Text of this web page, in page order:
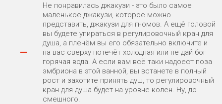
–
Не понравилась джакузи - это было самое
маленькое джакузи, которое можно
представить, джакузи для гномов. А ещё головой
вы будете упираться в регулировочный кран для
душа, а плечём вы его обязательно включите и
на вас сверху потечёт холодная или не дай бог
горячая вода. А если вам всё таки надоест поза
эмбриона в этой ванной, вы встанете в полный
рост и захотите принять душ, то регулировочный
кран для душа будет на уровне колен. Ну, до
смешного.